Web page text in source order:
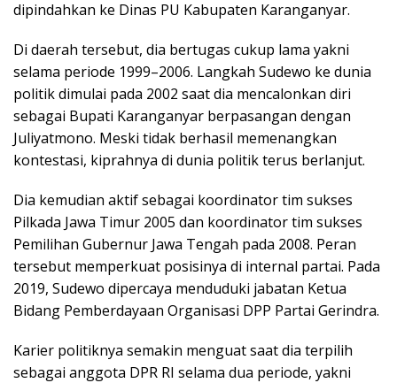
dipindahkan ke Dinas PU Kabupaten Karanganyar.
Di daerah tersebut, dia bertugas cukup lama yakni
selama periode 1999–2006. Langkah Sudewo ke dunia
politik dimulai pada 2002 saat dia mencalonkan diri
sebagai Bupati Karanganyar berpasangan dengan
Juliyatmono. Meski tidak berhasil memenangkan
kontestasi, kiprahnya di dunia politik terus berlanjut.
Dia kemudian aktif sebagai koordinator tim sukses
Pilkada Jawa Timur 2005 dan koordinator tim sukses
Pemilihan Gubernur Jawa Tengah pada 2008. Peran
tersebut memperkuat posisinya di internal partai. Pada
2019, Sudewo dipercaya menduduki jabatan Ketua
Bidang Pemberdayaan Organisasi DPP Partai Gerindra.
Karier politiknya semakin menguat saat dia terpilih
sebagai anggota DPR RI selama dua periode, yakni